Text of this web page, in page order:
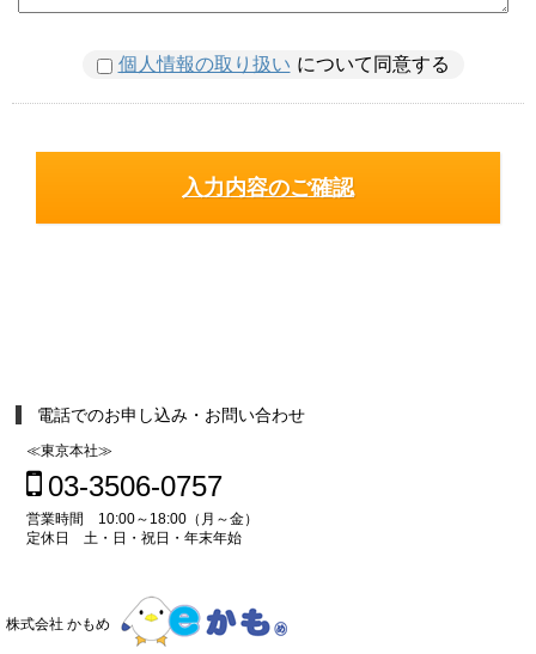
個人情報の取り扱い について同意する
電話でのお申し込み・お問い合わせ
≪東京本社≫
03-3506-0757
営業時間 10:00～18:00（月～金）
定休日 土・日・祝日・年末年始
株式会社 かもめ